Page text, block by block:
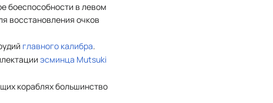
боеспособности в левом
восстановления очков
главного калибра.
эсминца Mutsuki
кораблях большинство